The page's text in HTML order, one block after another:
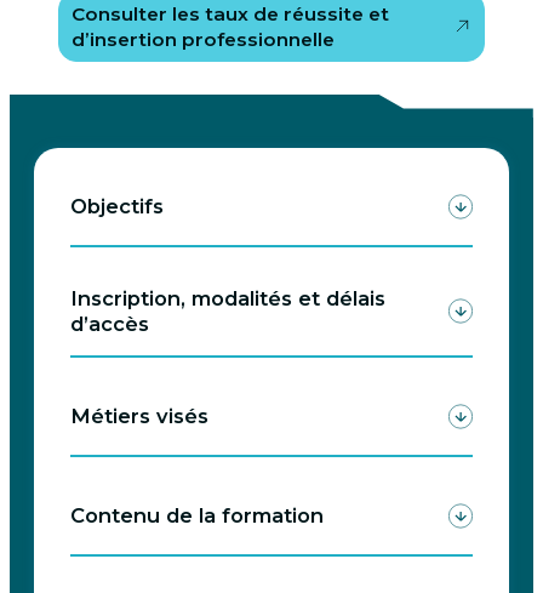
Consulter les taux de réussite et
d’insertion professionnelle
Objectifs
Inscription, modalités et délais
d’accès
Métiers visés
Contenu de la formation